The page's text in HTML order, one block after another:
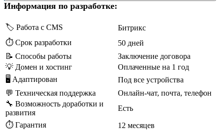
Информация по разработке:
🏷️ Работа с CMS
Битрикс
⏱️ Срок разработки
50 дней
📝 Способы работы
Заключение договора
💡 Домен и хостинг
Оплаченные на 1 год
🖥 Адаптирован
Под все устройства
💬 Техническая поддержка
Онлайн-чат, почта, телефон
🔧 Возможность доработки и
развития
Есть
⏱️ Гарантия
12 месяцев